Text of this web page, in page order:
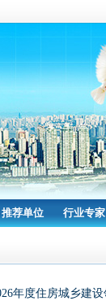
推荐单位 行业专家
年度住房城乡建